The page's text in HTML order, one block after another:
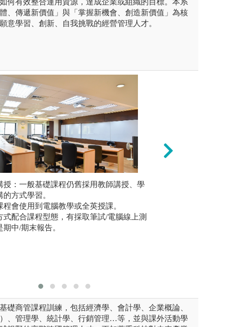
何有效整合運用資源，達成企業或組織的目標。本系
、傳遞新價值」與「掌握新機會、創造新價值」為核
意學習、創新、自我挑戰的經營管理人才。
為「民法(一)(二)」、「土地經濟
法(一)(二)」、「不動產估價理論」
價實務」配合業師授課，使學生能
理之核心課程以及學習土地管理所
授：一般基礎課程仍舊採用教師講授、學
的方式學習。
程會使用到電腦教學或全英授課。
式配合課程型態，有採取筆試/電腦線上測
期中/期末報告。
礎商管課程訓練，包括經濟學、會計學、企業概論、
、管理學、統計學、行銷管理…等，並與課外活動學